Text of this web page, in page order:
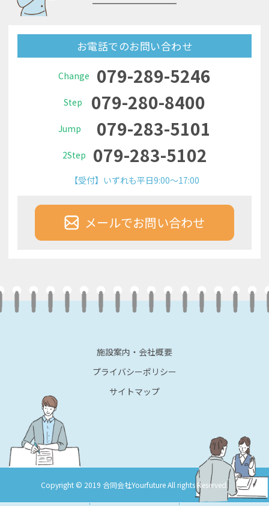
お電話でのお問い合わせ
Change 079-289-5246
Step 079-280-8400
Jump 079-283-5101
2Step 079-283-5102
【受付】いずれも平日9:00～17:00
メールでお問い合わせ
施設案内・会社概要
プライバシーポリシー
サイトマップ
Copyright © 2019 合同会社Yourfuture All rights Reserved.